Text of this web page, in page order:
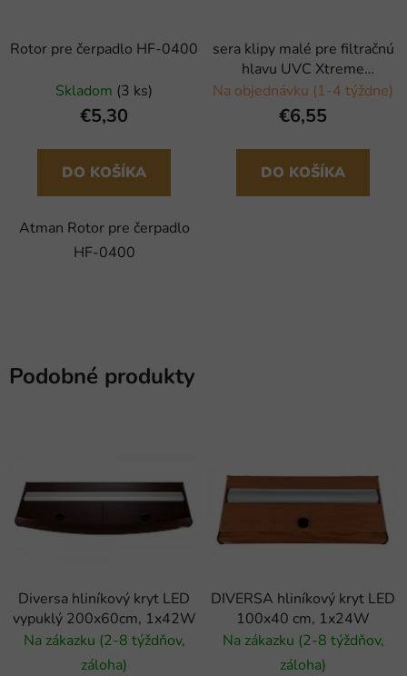
Rotor pre čerpadlo HF-0400
Skladom (3 ks)
€5,30
DO KOŠÍKA
Atman Rotor pre čerpadlo
HF-0400
sera klipy malé pre filtračnú
hlavu UVC Xtreme
800/1200 - 2 ks
Na objednávku (1-4 týždne)
€6,55
DO KOŠÍKA
Podobné produkty
Diversa hliníkový kryt LED
vypuklý 200x60cm, 1x42W
Na zákazku (2-8 týždňov,
záloha)
DIVERSA hliníkový kryt LED
100x40 cm, 1x24W
Na zákazku (2-8 týždňov,
záloha)